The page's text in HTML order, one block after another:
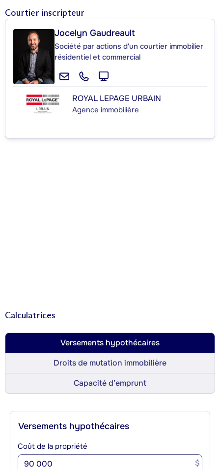
Courtier inscripteur
Jocelyn Gaudreault
Société par actions d'un courtier immobilier
résidentiel et commercial
ROYAL LEPAGE URBAIN
Agence immobilière
Calculatrices
Versements hypothécaires
Droits de mutation immobilière
Capacité d’emprunt
Versements hypothécaires
Coût de la propriété
$